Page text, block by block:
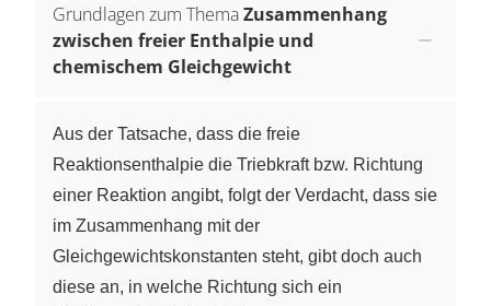
Grundlagen zum ThemaZusammenhang
zwischen freier Enthalpie und
chemischem Gleichgewicht
Aus der Tatsache, dass die freie
Reaktionsenthalpie die Triebkraft bzw. Richtung
einer Reaktion angibt, folgt der Verdacht, dass sie
im Zusammenhang mit der
Gleichgewichtskonstanten steht, gibt doch auch
diese an, in welche Richtung sich ein